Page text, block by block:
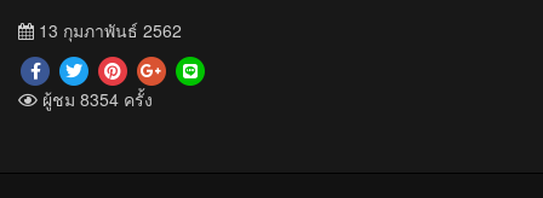
13 กุมภาพันธ์ 2562
ผู้ชม 8354 ครั้ง